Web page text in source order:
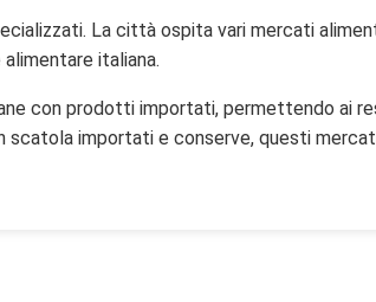
La città ospita vari mercati
italiana.
con prodotti importati, permettendo ai
importati e conserve, questi